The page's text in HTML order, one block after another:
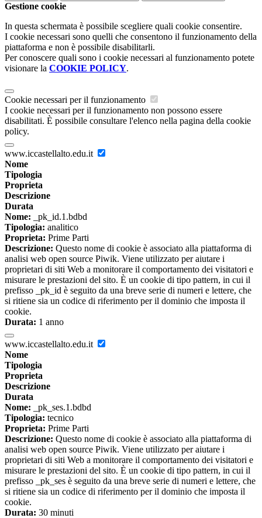
Gestione cookie
In questa schermata è possibile scegliere quali cookie consentire.
I cookie necessari sono quelli che consentono il funzionamento della
piattaforma e non è possibile disabilitarli.
Per conoscere quali sono i cookie necessari al funzionamento potete
visionare la COOKIE POLICY.
Cookie necessari per il funzionamento
I cookie necessari per il funzionamento non possono essere
disabilitati. È possibile consultare l'elenco nella pagina della cookie
policy.
www.iccastellalto.edu.it
Nome
Tipologia
Proprieta
Descrizione
Durata
Nome: _pk_id.1.bdbd
Tipologia: analitico
Proprieta: Prime Parti
Descrizione: Questo nome di cookie è associato alla piattaforma di
analisi web open source Piwik. Viene utilizzato per aiutare i
proprietari di siti Web a monitorare il comportamento dei visitatori e
misurare le prestazioni del sito. È un cookie di tipo pattern, in cui il
prefisso _pk_id è seguito da una breve serie di numeri e lettere, che
si ritiene sia un codice di riferimento per il dominio che imposta il
cookie.
Durata: 1 anno
www.iccastellalto.edu.it
Nome
Tipologia
Proprieta
Descrizione
Durata
Nome: _pk_ses.1.bdbd
Tipologia: tecnico
Proprieta: Prime Parti
Descrizione: Questo nome di cookie è associato alla piattaforma di
analisi web open source Piwik. Viene utilizzato per aiutare i
proprietari di siti Web a monitorare il comportamento dei visitatori e
misurare le prestazioni del sito. È un cookie di tipo pattern, in cui il
prefisso _pk_ses è seguito da una breve serie di numeri e lettere, che
si ritiene sia un codice di riferimento per il dominio che imposta il
cookie.
Durata: 30 minuti